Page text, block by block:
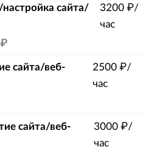
сайта/
3200 ₽/
час
сайта/веб-
2500 ₽/
час
сайта/веб-
3000 ₽/
час